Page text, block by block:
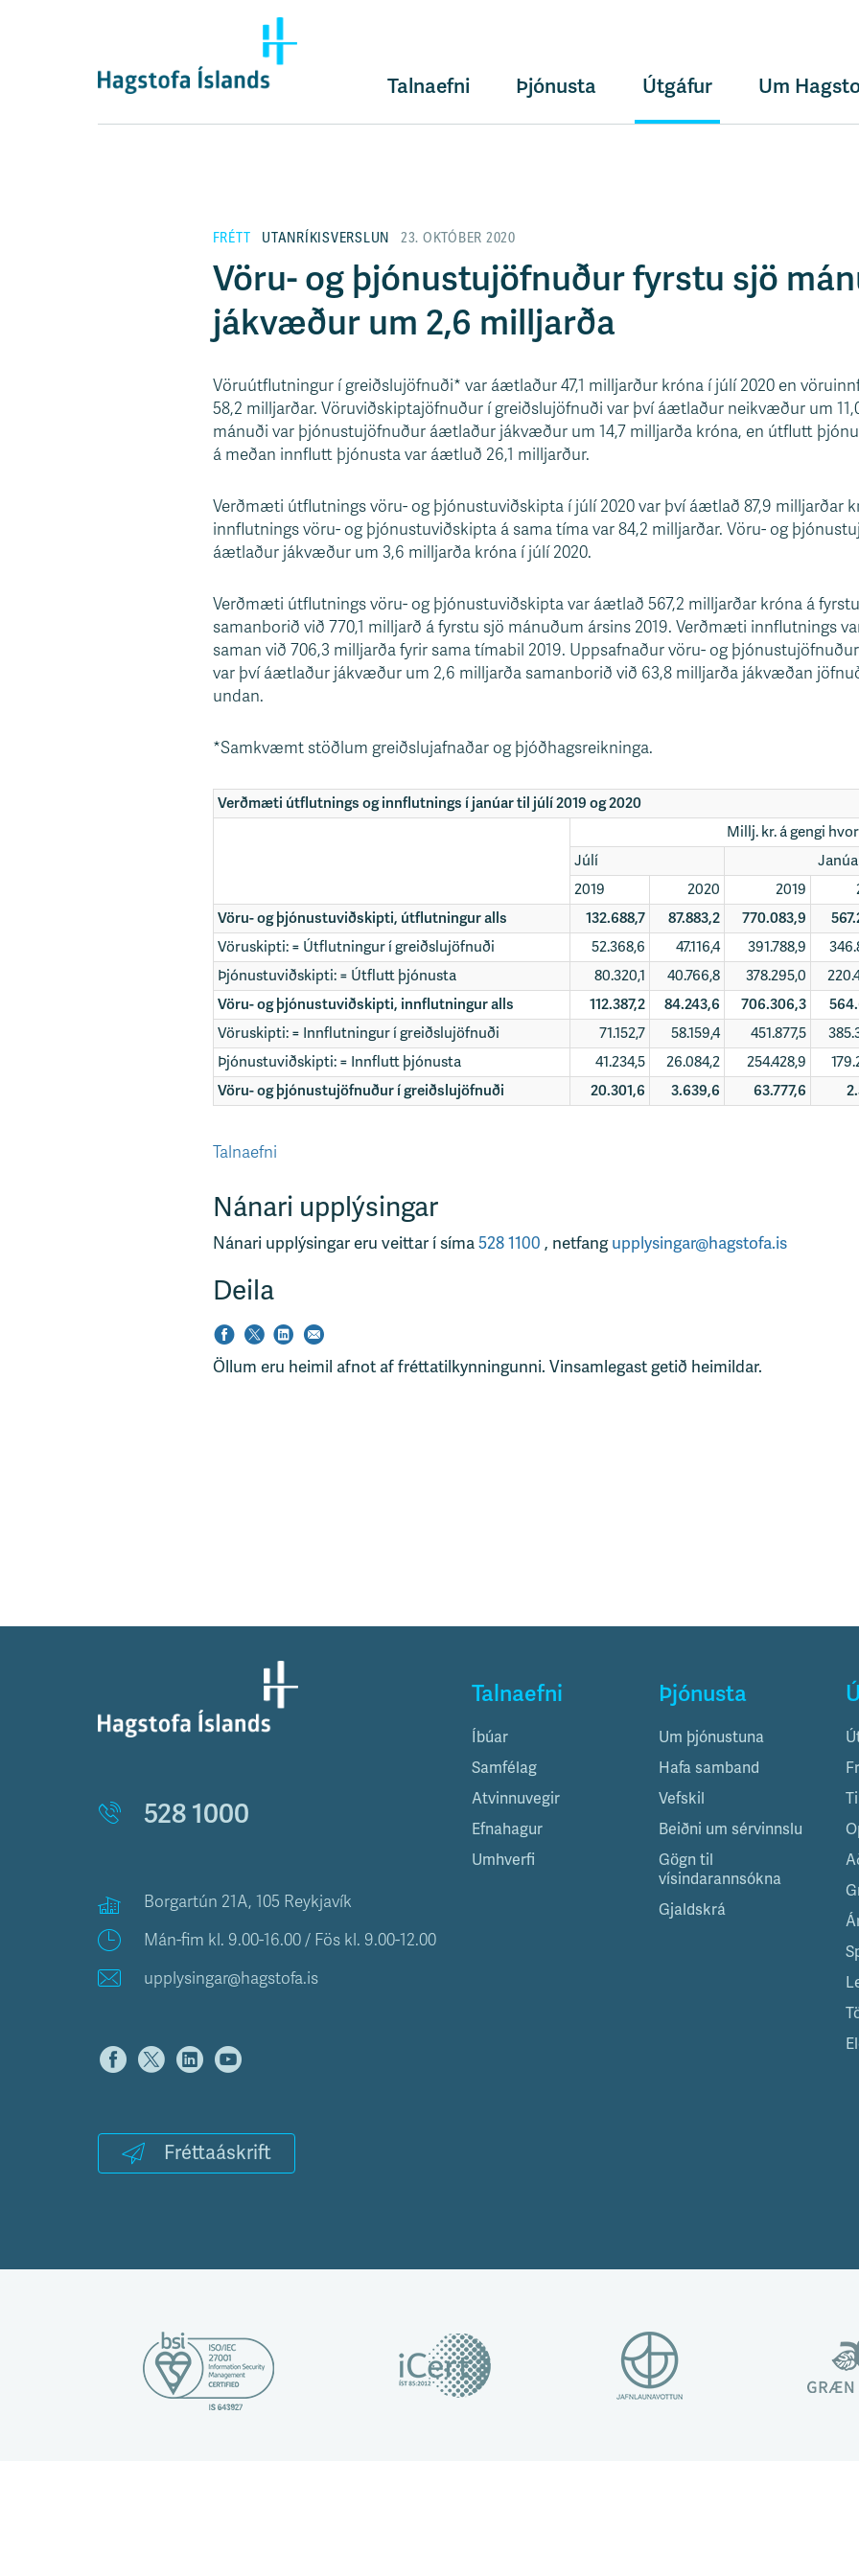
Talnaefni Þjónusta Útgáfur Um
FRÉTT UTANRÍKISVERSLUN 23. OKTÓBER 2020
Vöru- og þjónustujöfnuður fyrstu sjö
jákvæður um 2,6 milljarða
Vöruútflutningur í greiðslujöfnuði* var áætlaður 47,1 milljarður króna í júlí 2020 en
58,2 milljarðar. Vöruviðskiptajöfnuður í greiðslujöfnuði var því áætlaður neikvæður um
mánuði var þjónustujöfnuður áætlaður jákvæður um 14,7 milljarða króna, en útflutt
á meðan innflutt þjónusta var áætluð 26,1 milljarður.
Verðmæti útflutnings vöru- og þjónustuviðskipta í júlí 2020 var því áætlað 87,9 milljarðar
innflutnings vöru- og þjónustuviðskipta á sama tíma var 84,2 milljarðar. Vöru- og
áætlaður jákvæður um 3,6 milljarða króna í júlí 2020.
Verðmæti útflutnings vöru- og þjónustuviðskipta var áætlað 567,2 milljarðar króna á
samanborið við 770,1 milljarð á fyrstu sjö mánuðum ársins 2019. Verðmæti innflutnings
saman við 706,3 milljarða fyrir sama tímabil 2019. Uppsafnaður vöru- og
var því áætlaður jákvæður um 2,6 milljarða samanborið við 63,8 milljarða jákvæðan
undan.
*Samkvæmt stöðlum greiðslujafnaðar og þjóðhagsreikninga.
Verðmæti útflutnings og innflutnings í janúar til júlí 2019 og 2020
Millj. kr. á gengi
Júlí
2019
2020 2019
Vöru- og þjónustuviðskipti, útflutningur alls
132.688,7 87.883,2 770.083,9
Vöruskipti: = Útflutningur í greiðslujöfnuði
52.368,6 47.116,4 391.788,9
Þjónustuviðskipti: = Útflutt þjónusta
80.320,1 40.766,8 378.295,0
Vöru- og þjónustuviðskipti, innflutningur alls
112.387,2 84.243,6 706.306,3
Vöruskipti: = Innflutningur í greiðslujöfnuði
71.152,7 58.159,4 451.877,5
Þjónustuviðskipti: = Innflutt þjónusta
41.234,5 26.084,2 254.428,9
Vöru- og þjónustujöfnuður í greiðslujöfnuði
20.301,6 3.639,6 63.777,6
Talnaefni
Nánari upplýsingar
Nánari upplýsingar eru veittar í síma528 1100 , netfangupplysingar@hagstofa.is
Deila
Öllum eru heimil afnot af fréttatilkynningunni. Vinsamlegast getið heimildar.
528 1000
Borgartún 21A, 105 Reykjavík
Mán-fim kl. 9.00-16.00 / Fös kl. 9.00-12.00
upplysingar@hagstofa.is
Fréttaáskrift
Talnaefni
Íbúar
Samfélag
Atvinnuvegir
Efnahagur
Umhverfi
Þjónusta
Um þjónustuna
Hafa samband
Vefskil
Beiðni um sérvinnslu
Gögn til
vísindarannsókna
Gjaldskrá